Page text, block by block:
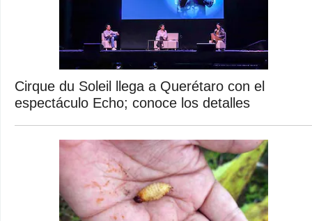
Cirque du Soleil llega a Querétaro con el
espectáculo Echo; conoce los detalles